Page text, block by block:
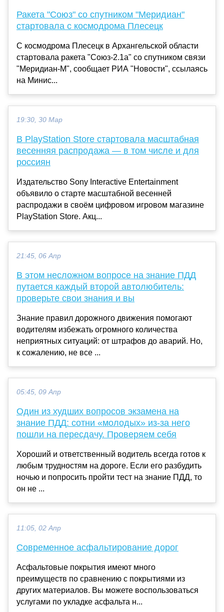
Ракета "Союз" со спутником "Меридиан"
стартовала с космодрома Плесецк
С космодрома Плесецк в Архангельской области
стартовала ракета "Союз-2.1а" со спутником связи
"Меридиан-М", сообщает РИА "Новости", ссылаясь
на Минис...
19:30, 30 Мар
В PlayStation Store стартовала масштабная
весенняя распродажа — в том числе и для
россиян
Издательство Sony Interactive Entertainment
объявило о старте масштабной весенней
распродажи в своём цифровом игровом магазине
PlayStation Store. Акц...
21:45, 06 Апр
В этом несложном вопросе на знание ПДД
путается каждый второй автолюбитель:
проверьте свои знания и вы
Знание правил дорожного движения помогают
водителям избежать огромного количества
неприятных ситуаций: от штрафов до аварий. Но,
к сожалению, не все ...
05:45, 09 Апр
Один из худших вопросов экзамена на
знание ПДД: сотни «молодых» из-за него
пошли на пересдачу. Проверяем себя
Хороший и ответственный водитель всегда готов к
любым трудностям на дороге. Если его разбудить
ночью и попросить пройти тест на знание ПДД, то
он не ...
11:05, 02 Апр
Современное асфальтирование дорог
Асфальтовые покрытия имеют много
преимуществ по сравнению с покрытиями из
других материалов. Вы можете воспользоваться
услугами по укладке асфальта н...